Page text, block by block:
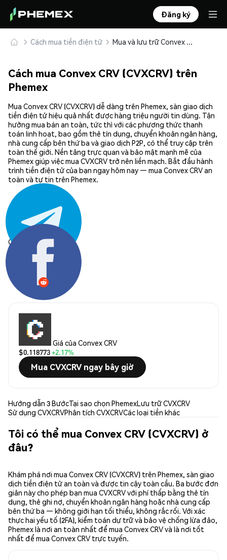
Đăng ký
Cách mua tiền điện tử Mua và lưu trữ Convex CRV (CVXCRV) an toàn
Cách mua Convex CRV (CVXCRV) trên
Phemex
Mua Convex CRV (CVXCRV) dễ dàng trên Phemex, sàn giao dịch
tiền điện tử hiệu quả nhất được hàng triệu người tin dùng. Tận
hưởng mua bán an toàn, tức thì với các phương thức thanh
toán linh hoạt, bao gồm thẻ tín dụng, chuyển khoản ngân hàng,
nhà cung cấp bên thứ ba và giao dịch P2P, có thể truy cập trên
toàn thế giới. Nền tảng trực quan và bảo mật mạnh mẽ của
Phemex giúp việc mua CVXCRV trở nên liền mạch. Bắt đầu hành
trình tiền điện tử của bạn ngay hôm nay — mua Convex CRV an
toàn và tự tin trên Phemex.
Chia sẻ:
Giá của Convex CRV
$0.118773+2.17%
Mua CVXCRV ngay bây giờ
Hướng dẫn 3 BướcTại sao chọn PhemexLưu trữ CVXCRV
Sử dụng CVXCRVPhân tích CVXCRVCác loại tiền khác
Tôi có thể mua Convex CRV (CVXCRV) ở
đâu?
Khám phá nơi mua Convex CRV (CVXCRV) trên Phemex, sàn giao
dịch tiền điện tử an toàn và được tin cậy toàn cầu. Ba bước đơn
giản này cho phép bạn mua CVXCRV với phí thấp bằng thẻ tín
dụng, thẻ ghi nợ, chuyển khoản ngân hàng hoặc nhà cung cấp
bên thứ ba — không giới hạn tối thiểu, không rắc rối. Với xác
thực hai yếu tố (2FA), kiểm toán dự trữ và bảo vệ chống lừa đảo,
Phemex là nơi an toàn nhất để mua Convex CRV và là nơi tốt
nhất để mua Convex CRV trực tuyến.